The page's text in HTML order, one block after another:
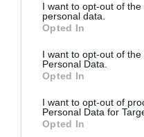
not limited to your visit or
grant or deny consent to
use your data for below
consent section.
I want to opt-out of
personal data.
Opted In
I want to opt-out of the
Personal Data.
Opted In
I want to opt-out of
Personal Data for
Opted In
ÚTNAK INDULT